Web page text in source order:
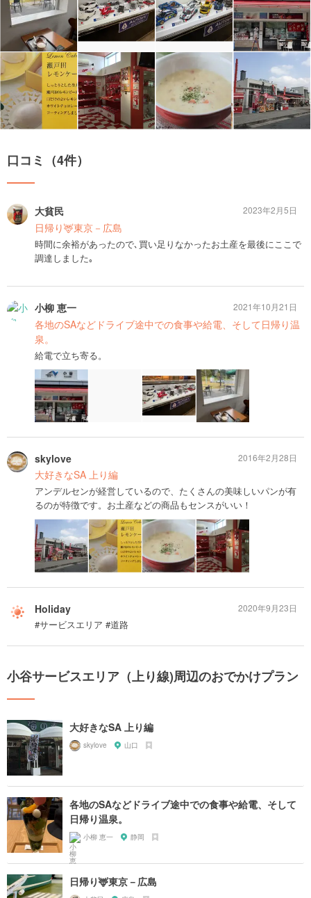
口コミ（4件）
大貧民
日帰り🦌東京－広島
時間に余裕があったので､買い足りなかったお土産を最後にここで
調達しました｡
2023年2月5日
小柳 恵一
各地のSAなどドライブ途中での食事や給電、そして日帰り温
泉。
給電で立ち寄る。
2021年10月21日
skylove
大好きなSA 上り編
アンデルセンが経営しているので、たくさんの美味しいパンが有
るのが特徴です。お土産などの商品もセンスがいい！
2016年2月28日
Holiday
#サービスエリア #道路
2020年9月23日
小谷サービスエリア（上り線)周辺のおでかけプラン
大好きなSA 上り編
skylove 山口
各地のSAなどドライブ途中での食事や給電、そして
日帰り温泉。
小柳 恵一 静岡
日帰り🦌東京－広島